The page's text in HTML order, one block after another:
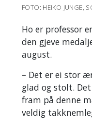
FOTO: HEIKO JUNGE,
Ho er professor
den gjeve
august.
– Det er ei stor
glad og stolt.
fram på denne
veldig